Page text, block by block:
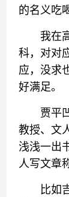
的名义吃
我在高
科，对对
应，没求
好满足。
贾平凹
教授、文
浅浅一出
人写文章
比如吉